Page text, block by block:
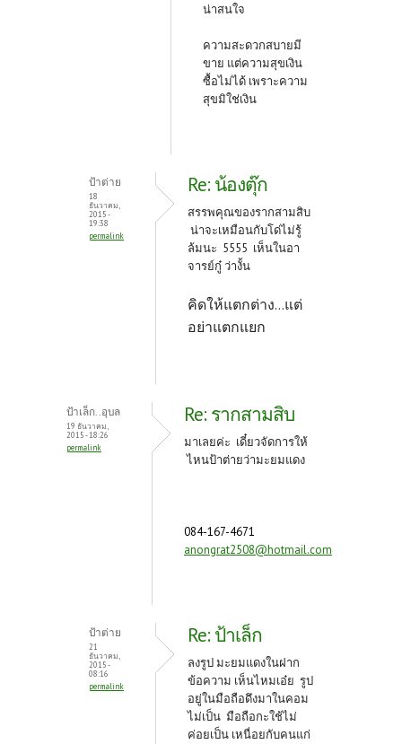
น่าสนใจ
ความสะดวกสบายมี
ขาย แต่ความสุขเงิน
ซื้อไม่ได้ เพราะความ
สุขมิใช่เงิน
ป้าต่าย
18
ธันวาคม,
2015 -
19:38
permalink
Re: น้องตุ๊ก
สรรพคุณของรากสามสิบ
น่าจะเหมือนกับโด่ไม่รู้
ล้มนะ 5555 เห็นในอา
จารย์กู๋ ว่างั้น
คิดให้แตกต่าง...แต่
อย่าแตกแยก
ป้าเล็ก..อุบล
19 ธันวาคม,
2015 - 18:26
permalink
Re: รากสามสิบ
มาเลยค่ะ เดี๋ยวจัดการให้
ไหนป้าต่ายว่ามะยมแดง
084-167-4671
anongrat2508@hotmail.com
ป้าต่าย
21
ธันวาคม,
2015 -
08:16
permalink
Re: ป้าเล็ก
ลงรูป มะยมแดงในฝาก
ข้อความ เห็นไหมเอ๋ย รูป
อยู่ในมือถือดึงมาในคอม
ไม่เป็น มือถือกะใช้ไม่
ค่อยเป็น เหนื่อยกับคนแก่